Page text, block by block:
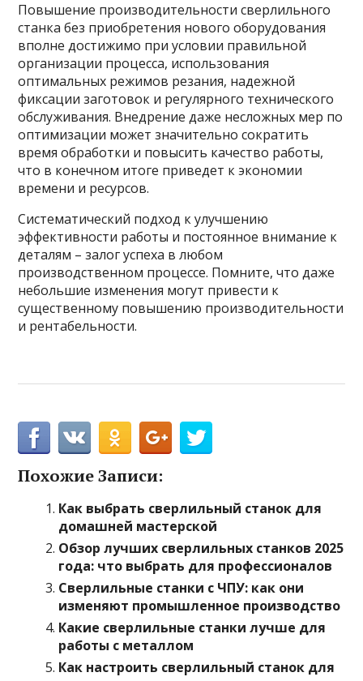
Повышение производительности сверлильного
станка без приобретения нового оборудования
вполне достижимо при условии правильной
организации процесса, использования
оптимальных режимов резания, надежной
фиксации заготовок и регулярного технического
обслуживания. Внедрение даже несложных мер по
оптимизации может значительно сократить
время обработки и повысить качество работы,
что в конечном итоге приведет к экономии
времени и ресурсов.
Систематический подход к улучшению
эффективности работы и постоянное внимание к
деталям – залог успеха в любом
производственном процессе. Помните, что даже
небольшие изменения могут привести к
существенному повышению производительности
и рентабельности.
Похожие Записи:
Как выбрать сверлильный станок для
домашней мастерской
Обзор лучших сверлильных станков 2025
года: что выбрать для профессионалов
Сверлильные станки с ЧПУ: как они
изменяют промышленное производство
Какие сверлильные станки лучше для
работы с металлом
Как настроить сверлильный станок для